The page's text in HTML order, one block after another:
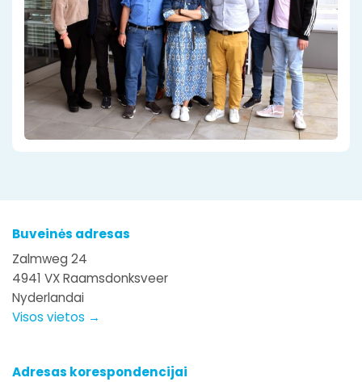
Buveinės adresas
Zalmweg 24
4941 VX Raamsdonksveer
Nyderlandai
Visos vietos →
Adresas korespondencijai